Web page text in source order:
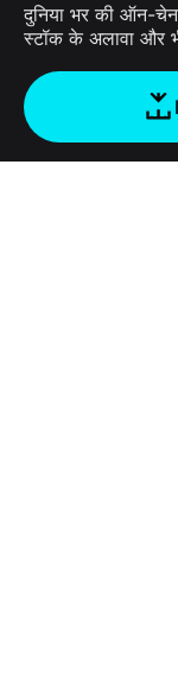
दुनिया भर की ऑन-
स्टॉक के अलावा और